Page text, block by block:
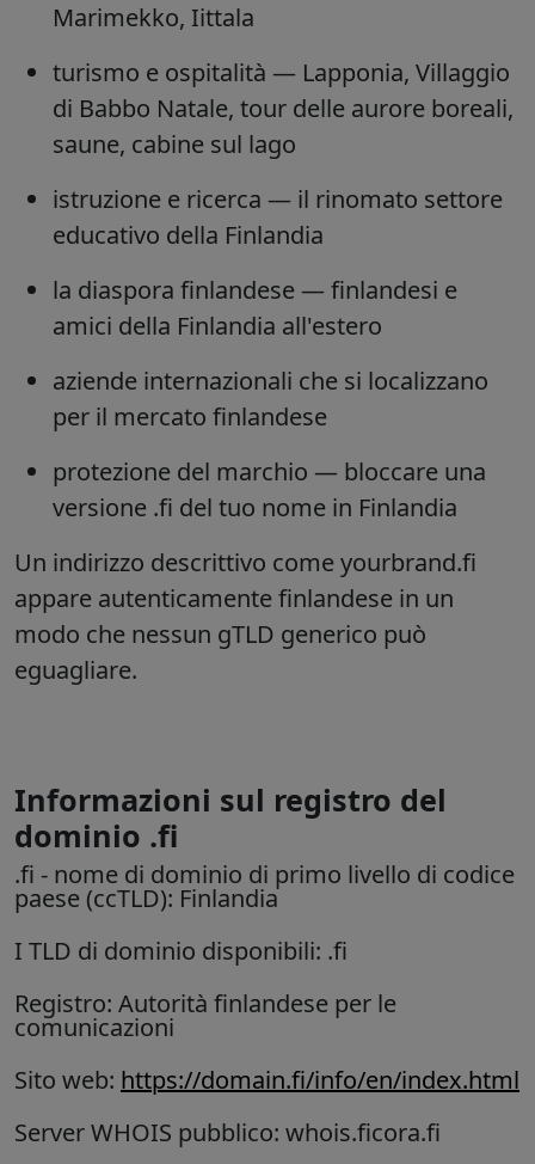
Marimekko, Iittala
turismo e ospitalità — Lapponia, Villaggio
di Babbo Natale, tour delle aurore boreali,
saune, cabine sul lago
istruzione e ricerca — il rinomato settore
educativo della Finlandia
la diaspora finlandese — finlandesi e
amici della Finlandia all'estero
aziende internazionali che si localizzano
per il mercato finlandese
protezione del marchio — bloccare una
versione .fi del tuo nome in Finlandia
Un indirizzo descrittivo come yourbrand.fi
appare autenticamente finlandese in un
modo che nessun gTLD generico può
eguagliare.
Informazioni sul registro del
dominio .fi
.fi - nome di dominio di primo livello di codice
paese (ccTLD): Finlandia
I TLD di dominio disponibili: .fi
Registro: Autorità finlandese per le
comunicazioni
Sito web: https://domain.fi/info/en/index.html
Server WHOIS pubblico: whois.ficora.fi